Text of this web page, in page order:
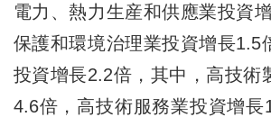
電力、熱力生産和供應業投資
保護和環境治理業投資增長1.5
投資增長2.2倍，其中，高技術
4.6倍，高技術服務業投資增長